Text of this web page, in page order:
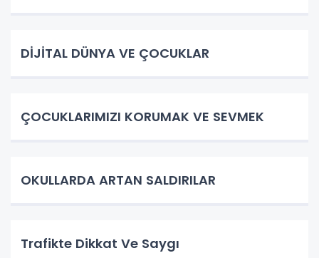
DİJİTAL DÜNYA VE ÇOCUKLAR
ÇOCUKLARIMIZI KORUMAK VE SEVMEK
OKULLARDA ARTAN SALDIRILAR
Trafikte Dikkat Ve Saygı